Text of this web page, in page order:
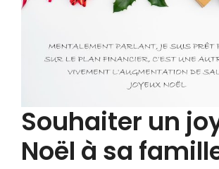
Souhaiter un
Noël à sa